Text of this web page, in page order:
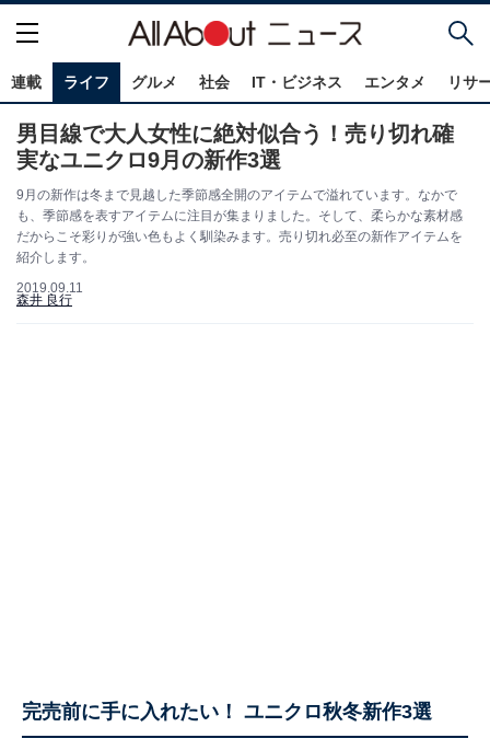
連載 ライフ グルメ 社会 IT・ビジネス エンタメ リサ
男目線で大人女性に絶対似合う！売り切れ確
実なユニクロ9月の新作3選
9月の新作は冬まで見越した季節感全開のアイテムで溢れています。なかで
も、季節感を表すアイテムに注目が集まりました。そして、柔らかな素材感
だからこそ彩りが強い色もよく馴染みます。売り切れ必至の新作アイテムを
紹介します。
2019.09.11
森井 良行
完売前に手に入れたい！ ユニクロ秋冬新作3選